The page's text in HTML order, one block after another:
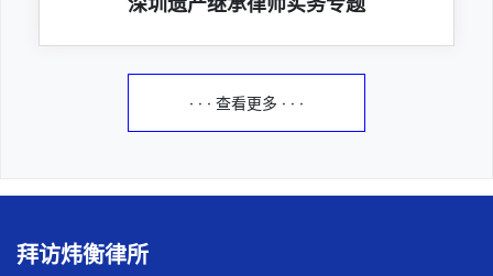
· · · 查看更多 · · ·
拜访炜衡律所